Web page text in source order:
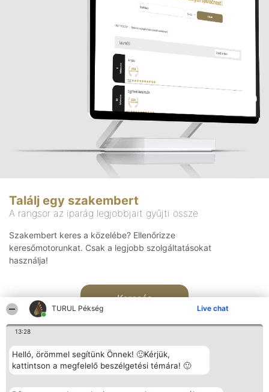
TURUL Pékség Live chat
13:28
Helló, örömmel segítünk Önnek! 🙂Kérjük,
kattintson a megfelelő beszélgetési témára! 🙂
Találj egy szakembert
A rangsor az iparág legjobbjait gyűjti össze
Szakembert keres a közelébe? Ellenőrizze
keresőmotorunkat. Csak a legjobb szolgáltatásokat
használja!
Keresés
Rangsorszervező Népszavazás Elérhetőség